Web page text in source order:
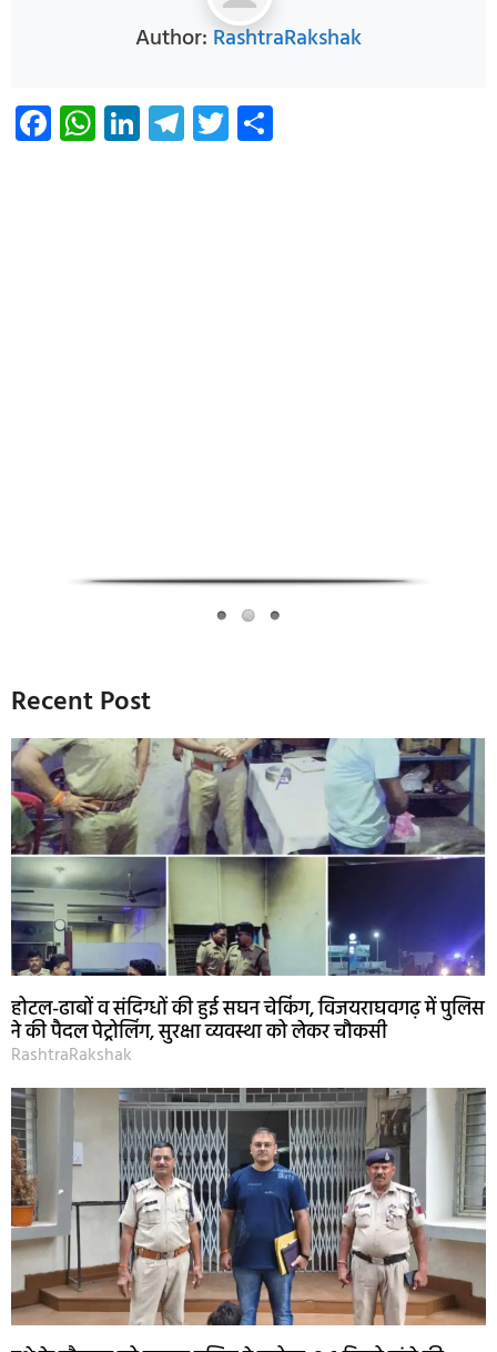
Author: RashtraRakshak
Facebook
WhatsApp
LinkedIn
Telegram
Twitter
Recent Post
होटल-ढाबों व संदिग्धों की हुई सघन चेकिंग, विजयराघवगढ़ में पुलिस
ने की पैदल पेट्रोलिंग, सुरक्षा व्यवस्था को लेकर चौकसी
RashtraRakshak